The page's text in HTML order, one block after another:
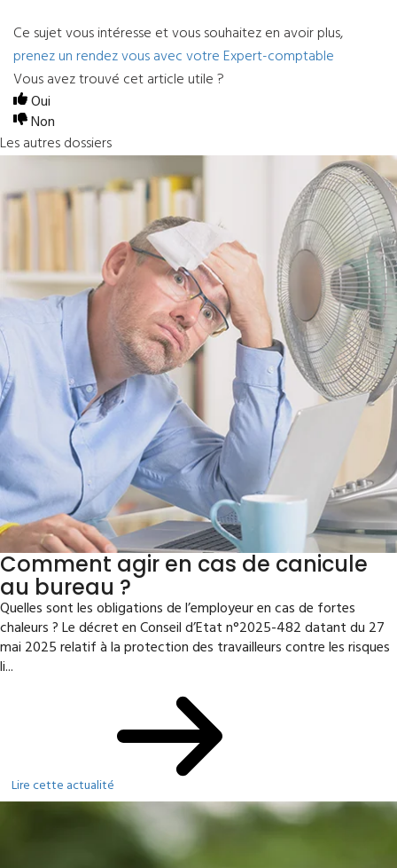
Ce sujet vous intéresse et vous souhaitez en avoir plus,
prenez un rendez vous avec votre Expert-comptable
Vous avez trouvé cet article utile ?
Oui
Non
Les autres dossiers
Comment agir en cas de canicule
au bureau ?
Quelles sont les obligations de l’employeur en cas de fortes
chaleurs ? Le décret en Conseil d’Etat n°2025-482 datant du 27
mai 2025 relatif à la protection des travailleurs contre les risques
li...
Lire cette actualité